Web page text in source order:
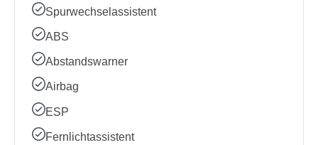
Spurwechselassistent
ABS
Abstandswarner
Airbag
ESP
Fernlichtassistent